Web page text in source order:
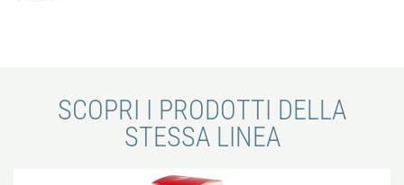
SCOPRI I PRODOTTI DELLA
STESSA LINEA